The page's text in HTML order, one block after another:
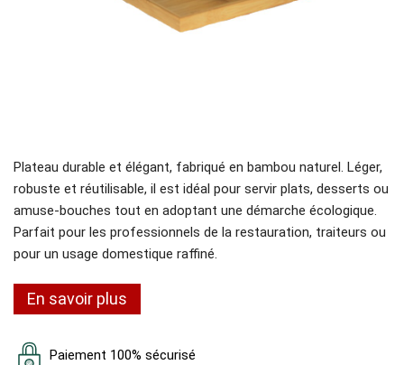
Plateau durable et élégant, fabriqué en bambou naturel. Léger,
robuste et réutilisable, il est idéal pour servir plats, desserts ou
amuse-bouches tout en adoptant une démarche écologique.
Parfait pour les professionnels de la restauration, traiteurs ou
pour un usage domestique raffiné.
En savoir plus
Paiement 100% sécurisé